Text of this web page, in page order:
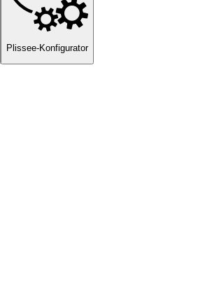
Plissee-Konfigurator